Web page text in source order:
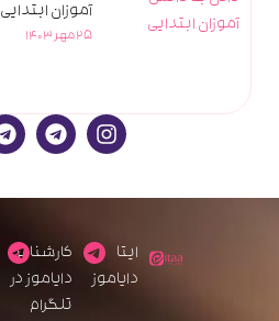
آموزان ابتدایی
25 مهر 1403
ایتا
دایاموز
کارشناس
دایاموز در
تلگرام